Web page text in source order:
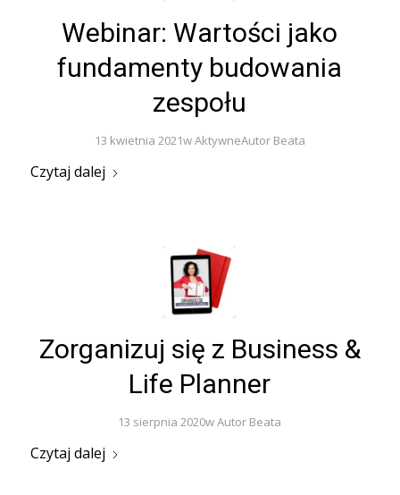
Webinar: Wartości jako
fundamenty budowania
zespołu
13 kwietnia 2021wAktywneAutor Beata
Czytaj dalej
Zorganizuj się z Business &
Life Planner
13 sierpnia 2020wAutor Beata
Czytaj dalej